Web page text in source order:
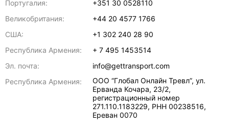
Португалия:
+351 30 0528110
Великобритания:
+44 20 4577 1766
США:
+1 302 240 28 90
Республика Армения:
+ 7 495 1453514
Эл. почта:
info@gettransport.com
Республика Армения:
ООО “Глобал Онлайн Тревл”, ул.
Ерванда Кочара, 23/2,
регистрационный номер
271.110.1183229, РНН 00238516,
Ереван 0070